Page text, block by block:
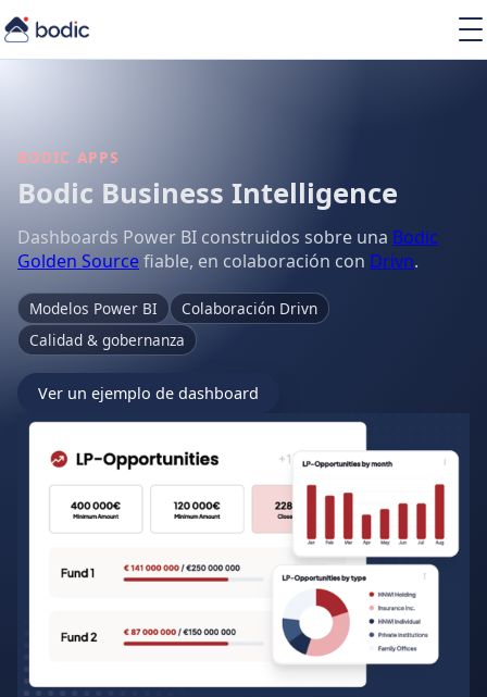
ES
BODIC APPS
Bodic Business Intelligence
Dashboards Power BI construidos sobre una Bodic
Golden Sourcefiable, en colaboración con Drivn.
Modelos Power BI
Colaboración Drivn
Calidad & gobernanza
Ver un ejemplo de dashboard